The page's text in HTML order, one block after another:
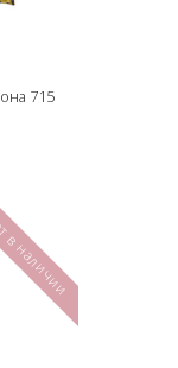
715
наличии